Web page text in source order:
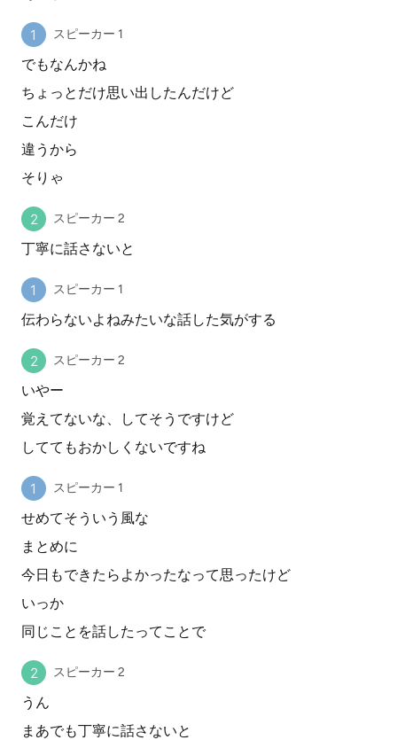
スピーカー 1
でもなんかね
ちょっとだけ思い出したんだけど
こんだけ
違うから
そりゃ
スピーカー 2
丁寧に話さないと
スピーカー 1
伝わらないよねみたいな話した気がする
スピーカー 2
いやー
覚えてないな、してそうですけど
しててもおかしくないですね
スピーカー 1
せめてそういう風な
まとめに
今日もできたらよかったなって思ったけど
いっか
同じことを話したってことで
スピーカー 2
うん
まあでも丁寧に話さないと